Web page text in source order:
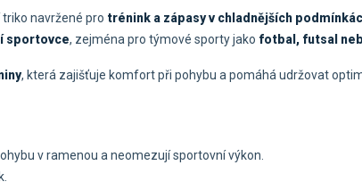
navržené pro trénink a zápasy v chladnějších
sportovce, zejména pro týmové sporty jako fotbal, futsal
, která zajišťuje komfort při pohybu a pomáhá udržovat
v ramenou a neomezují sportovní výkon.